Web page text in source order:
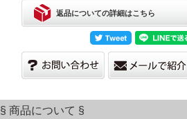
返品についての詳細はこちら
§ 商品について §